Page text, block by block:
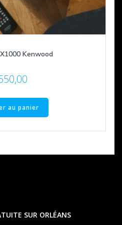
Kenwood
au panier
SUR ORLÉANS